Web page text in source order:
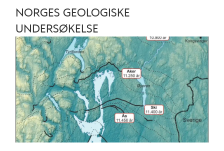
NORGES GEOLOGISKE
UNDERSØKELSE